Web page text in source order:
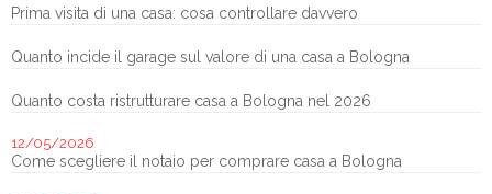
Prima visita di una casa: cosa controllare davvero
Quanto incide il garage sul valore di una casa a Bologna
Quanto costa ristrutturare casa a Bologna nel 2026
12/05/2026
Come scegliere il notaio per comprare casa a Bologna